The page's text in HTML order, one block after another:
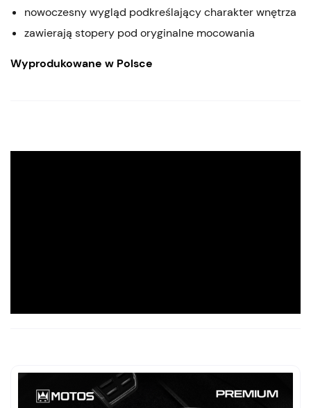
nowoczesny wygląd podkreślający charakter wnętrza
zawierają stopery pod oryginalne mocowania
Wyprodukowane w Polsce